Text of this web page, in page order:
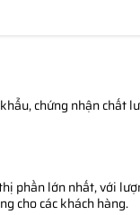
chứng nhận chất
phần lớn nhất, với
cho các khách hàng.